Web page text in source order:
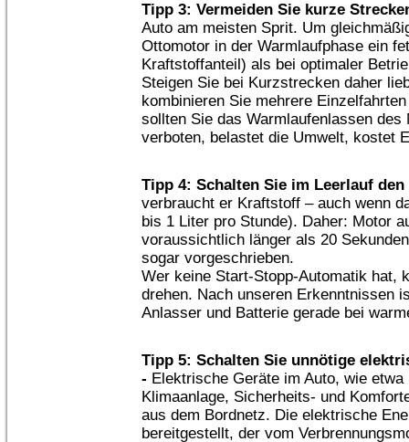
Tipp 3: Vermeiden Sie kurze
Auto am meisten Sprit. Um
Ottomotor in der Warmlaufphase ein
Kraftstoffanteil) als bei optimaler
Steigen Sie bei Kurzstrecken daher
kombinieren Sie mehrere
sollten Sie das Warmlaufenlassen
verboten, belastet die Umwelt, kostet
Tipp 4: Schalten Sie im Leerlauf
verbraucht er Kraftstoff – auch wenn
bis 1 Liter pro Stunde). Daher: Motor
voraussichtlich länger als 20
sogar vorgeschrieben.
Wer keine Start-Stopp-Automatik hat,
drehen. Nach unseren Erkenntnissen
Anlasser und Batterie gerade bei
Tipp 5: Schalten Sie unnötige
- Elektrische Geräte im Auto, wie
Klimaanlage, Sicherheits- und
aus dem Bordnetz. Die elektrische
bereitgestellt, der vom